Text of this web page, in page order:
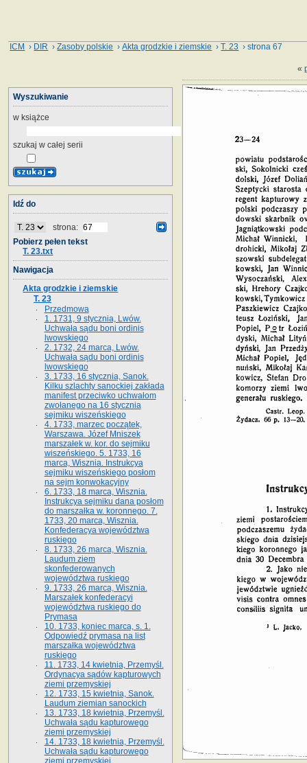
ICM › DIR ›Zasoby polskie ›Akta grodzkie i ziemskie ›T. 23 › strona 67
«
Wyszukiwanie
w książce
szukaj w całej serii
Idź do
strona:
Pobierz pełen tekst
T. 23.txt
Nawigacja
Akta grodzkie i ziemskie
T. 23
Przedmowa
1. 1731, 9 stycznia, Lwów.
Uchwała sądu boni ordinis
lwowskiego
2. 1732, 24 marca, Lwów.
Uchwała sądu boni ordinis
lwowskiego
3. 1733, 16 stycznia, Sanok.
Kilku szlachty sanockiej zakłada
manifest przeciwko uchwałom
zwołanego na 16 stycz­nia
sejmiku wiszeńskiego
4. 1733, marzec początek,
Warszawa. Józef Mniszek
marszałek w. kor. do sejmiku
wiszeńskiego. 5. 1733, 16
marca, Wisznia. Instrukcya
sejmiku wiszeńskiego posłom
na sejm konwokacyjny
6. 1733, 18 marca, Wisznia.
Instrukcya sejmiku dana posłom
do marszałka w. koronnego. 7.
1733, 20 marca, Wisznia.
Konfederacya województwa
ruskiego
8. 1733, 26 marca, Wisznia.
Laudum ziem
skonfederowanych
województwa ruskiego
9. 1733, 26 marca, Wisznia.
Marszałek konfederacyi
województwa ruskiego do
Prymasa
10. 1733, koniec marca, s. 1.
Odpowiedź prymasa na list
marszałka województwa
ruskiego
11. 1733, 14 kwietnia, Przemyśl.
Ordynacya sądów kapturowych
ziemi przemyskiej
12. 1733, 15 kwietnia, Sanok.
Laudum ziemian sanockich
13. 1733, 18 kwietnia, Przemyśl.
Uchwała sądu kapturowego
ziemi przemyskiej
14. 1733, 18 kwietnia, Przemyśl.
Uchwała sądu kapturowego
ziemi przemyskiej